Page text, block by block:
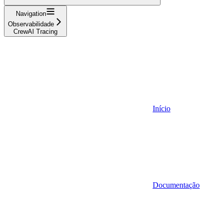
Navigation
Observabilidade
CrewAI Tracing
Início
Documentação